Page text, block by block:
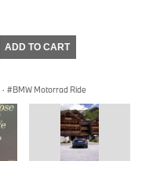
ADD TO CART
· BMW Motorrad Ride